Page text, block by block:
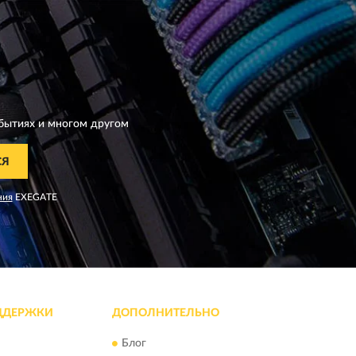
и многом другом
EXEGATE
ДОПОЛНИТЕЛЬНО
Блог